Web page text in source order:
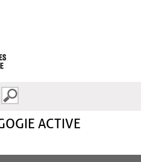
ACTIVE